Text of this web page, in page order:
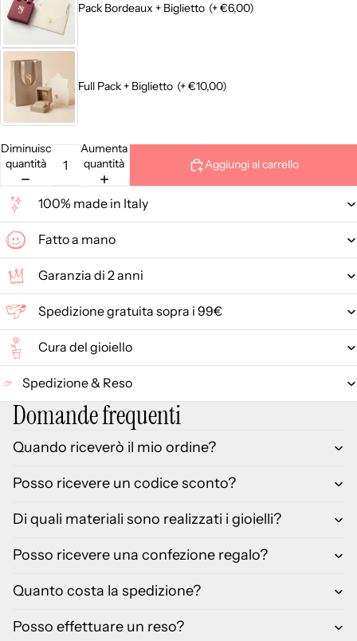
Pack Bordeaux + Biglietto (+ €6,00)
Full Pack + Biglietto (+ €10,00)
Diminuisci
quantità
Aumenta
quantità
Aggiungi al carrello
100% made in Italy
Fatto a mano
Garanzia di 2 anni
Spedizione gratuita sopra i 99€
Cura del gioiello
Spedizione & Reso
Domande frequenti
Quando riceverò il mio ordine?
Posso ricevere un codice sconto?
Di quali materiali sono realizzati i gioielli?
Posso ricevere una confezione regalo?
Quanto costa la spedizione?
Posso effettuare un reso?